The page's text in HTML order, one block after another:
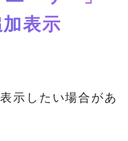
表示
示したい場合があ